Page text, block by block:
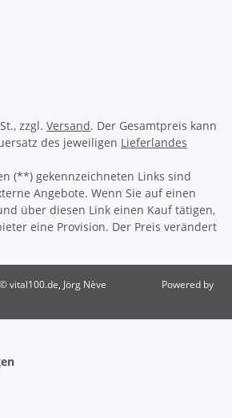
zzgl. Versand. Der Gesamtpreis kann
des jeweiligen Lieferlandes
(**) gekennzeichneten Links sind
Angebote. Wenn Sie auf einen
über diesen Link einen Kauf tätigen,
eine Provision. Der Preis verändert
© vital100.de, Jörg Nève
Powered by